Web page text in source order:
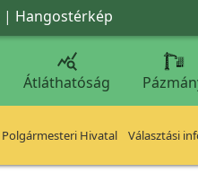
| Hangostérkép

Átláthatóság
Polgármesteri Hivatal Választási